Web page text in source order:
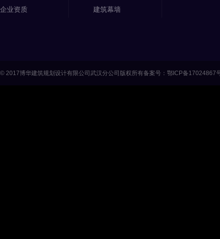
企业资质 建筑幕墙
© 2017博华建筑规划设计有限公司武汉分公司 版权所有备案号：鄂ICP备17024867